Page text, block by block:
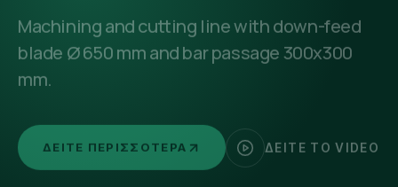
Machining and cutting line with down-feed
blade Ø 650 mm and bar passage 300x300